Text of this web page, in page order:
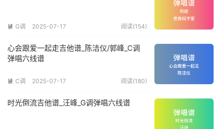
 G调 2025-07-17 阅读(154)
心会跟爱一起走吉他谱_陈洁仪/郭峰_C调
弹唱六线谱
 C调 2025-07-17 阅读(180)
时光倒流吉他谱_汪峰_G调弹唱六线谱